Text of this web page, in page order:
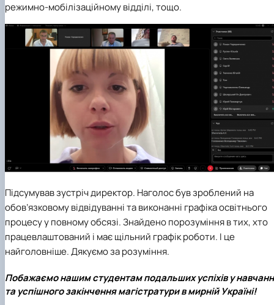
режимно-мобілізаційному відділі, тощо.
Підсумував зустріч директор. Наголос був зроблений на
обов’язковому відвідуванні та виконанні графіка освітнього
процесу у повному обсязі. Знайдено порозуміння в тих, хто
працевлаштований і має щільний графік роботи. І це
найголовніше. Дякуємо за розуміння.
Побажаємо нашим студентам подальших успіхів у
та успішного закінчення магістратури в мирній Україні!